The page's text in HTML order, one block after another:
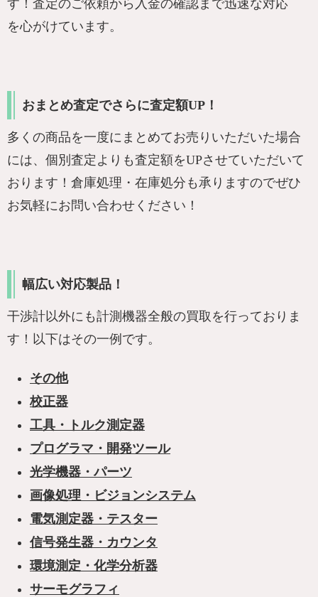
す！査定のご依頼から入金の確認まで迅速な対応
を心がけています。
おまとめ査定でさらに査定額UP！
多くの商品を一度にまとめてお売りいただいた場合
には、個別査定よりも査定額をUPさせていただいて
おります！倉庫処理・在庫処分も承りますのでぜひ
お気軽にお問い合わせください！
幅広い対応製品！
干渉計以外にも計測機器全般の買取を行っておりま
す！以下はその一例です。
その他
校正器
工具・トルク測定器
プログラマ・開発ツール
光学機器・パーツ
画像処理・ビジョンシステム
電気測定器・テスター
信号発生器・カウンタ
環境測定・化学分析器
サーモグラフィ